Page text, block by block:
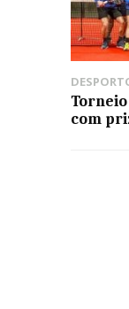
com